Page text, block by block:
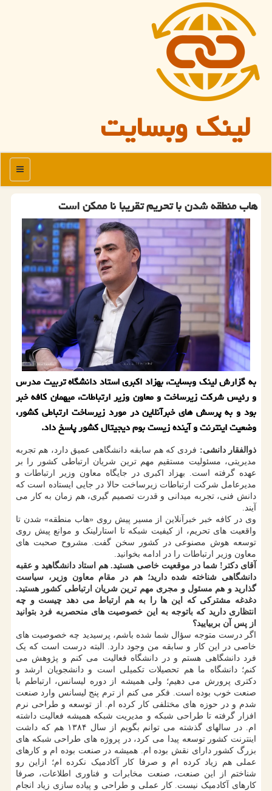
لینک وبسایت
منو
هاب منطقه شدن با تحریم تقریبا نا ممکن است
به گزارش لینک وبسایت، بهزاد اکبری استاد دانشگاه تربیت مدرس
و رئیس شرکت زیرساخت و معاون وزیر ارتباطات، میهمان کافه خبر
بود و به پرسش های خبرآنلاین در مورد زیرساخت ارتباطی کشور،
وضعیت اینترنت و آینده زیست بوم دیجیتال کشور پاسخ داد.
ذوالفقار دانشی: فردی که هم سابقه دانشگاهی عمیق دارد، هم تجربه
مدیریتی، مسئولیت مستقیم مهم ترین شریان ارتباطی کشور را بر
عهده گرفته است. بهزاد اکبری در جایگاه معاون وزیر ارتباطات و
مدیرعامل شرکت ارتباطات زیرساخت حالا در جایی ایستاده است که
دانش فنی، تجربه میدانی و قدرت تصمیم گیری، هم زمان به کار می
آیند.
وی در کافه خبر خبرآنلاین از مسیر پیش روی «هاب منطقه» شدن تا
واقعیت های تحریم، از کیفیت شبکه تا استارلینک و موانع پیش روی
توسعه هوش مصنوعی در کشور سخن گفت. مشروح صحبت های
معاون وزیر ارتباطات را در ادامه بخوانید.
آقای دکتر! شما در موقعیت خاصی هستید. هم استاد دانشگاهید و عقبه
دانشگاهی شناخته شده دارید؛ هم در مقام معاون وزیر، سیاست
گذارید و هم مسئول و مجری مهم ترین شریان ارتباطی کشور هستید.
دغدغه مشترکی که این ها را به هم ارتباط می دهد چیست و چه
انتظاری دارید که باتوجه به این خصوصیت های منحصربه فرد بتوانید
از پس آن بربیایید؟
اگر درست متوجه سؤال شما شده باشم، پرسیدید چه خصوصیت های
خاصی در این کار و سابقه من وجود دارد. البته درست است که یک
فرد دانشگاهی هستم و در دانشگاه فعالیت می کنم و پژوهش می
کنم؛ دانشگاه ما هم تحصیلات تکمیلی است و دانشجویان ارشد و
دکتری پرورش می دهیم؛ ولی همیشه از دوره لیسانس، ارتباطم با
صنعت خوب بوده است. فکر می کنم از ترم پنج لیسانس وارد صنعت
شدم و در حوزه های مختلفی کار کرده ام. از توسعه و طراحی نرم
افزار گرفته تا طراحی شبکه و مدیریت شبکه همیشه فعالیت داشته
ام. در سالهای گذشته می توانم بگویم از سال ۱۳۸۴ هم که داشت
اینترنت کشور توسعه پیدا می کرد، در پروژه های طراحی شبکه های
بزرگ کشور دارای نقش بوده ام. همیشه در صنعت بوده ام و کارهای
عملی هم زیاد کرده ام و صرفا کار آکادمیک نکرده ام؛ ازاین رو
شناختم از این صنعت، صنعت مخابرات و فناوری اطلاعات، صرفا
کارهای آکادمیک نیست. کار عملی و طراحی و پیاده سازی زیاد انجام